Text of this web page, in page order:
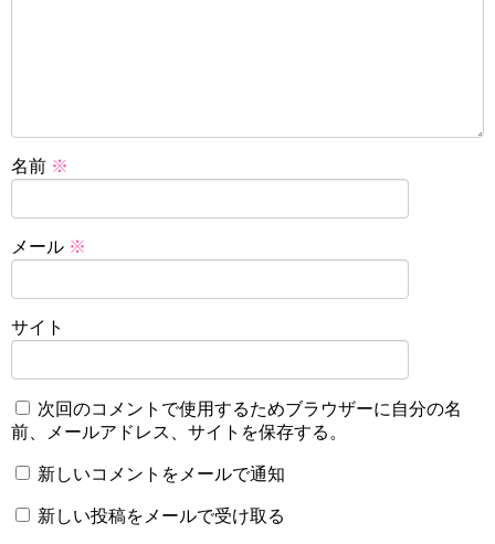
名前 ※
メール ※
サイト
次回のコメントで使用するためブラウザーに自分の名
前、メールアドレス、サイトを保存する。
新しいコメントをメールで通知
新しい投稿をメールで受け取る